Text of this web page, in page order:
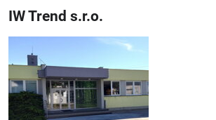
IW Trend s.r.o.